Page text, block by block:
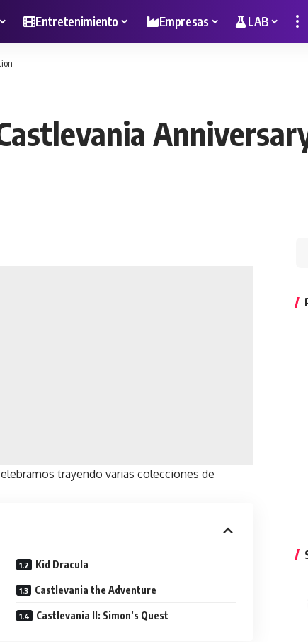
Entretenimiento Empresas LAB
trayendo varias colecciones de
Kid Dracula
Castlevania the Adventure
Castlevania II: Simon’s Quest